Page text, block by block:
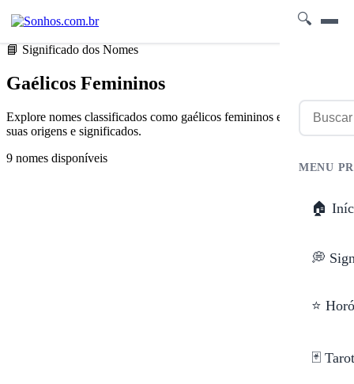
🔍
MENU
🏠
💭
⭐
🃏
📘 Significado dos Nomes
Gaélicos Femininos
Explore nomes classificados como gaélicos femininos e descubra
suas origens e significados.
9 nomes disponíveis